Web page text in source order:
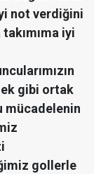
not verdiğini
iyi
gibi ortak
mücadelenin
gollerle